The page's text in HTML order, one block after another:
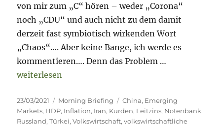
von mir zum „C“ hören – weder „Corona“
noch „CDU“ und auch nicht zu dem damit
derzeit fast symbiotisch wirkenden Wort
„Chaos“…. Aber keine Bange, ich werde es
kommentieren…. Denn das Problem …
„Morning Briefing – 23. März 2021 – Türkei – und
weiterlesen
Veröffentlicht
am
23/03/2021 Kategorien
Morning Briefing Schlagwörter
China, Emerging
Markets, HDP, Inflation, Iran, Kurden, Leitzins, Notenbank,
Russland,Türkei,Volkswirtschaft,volkswirtschaftliche